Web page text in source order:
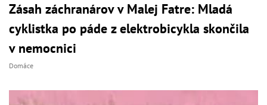
Zásah záchranárov v Malej Fatre: Mladá
cyklistka po páde z elektrobicykla skončila
v nemocnici
Domáce